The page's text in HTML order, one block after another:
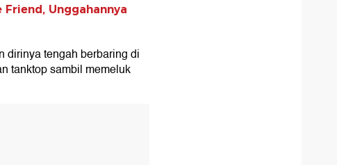
Unggahannya
dirinya tengah berbaring di
tanktop sambil memeluk